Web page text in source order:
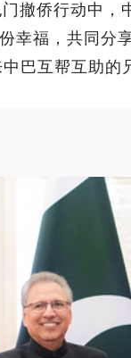
撤侨行动中
幸福，共同分
巴互帮互助的